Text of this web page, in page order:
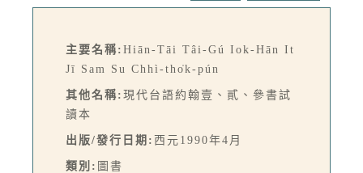
主要名稱: Hiān-Tāi Tâi-Gú Iok-Hān It
Jī Sam Su Chhì-tho̍k-pún
其他名稱: 現代台語約翰壹、貳、參書試
讀本
出版/發行日期: 西元1990年4月
類別: 圖書